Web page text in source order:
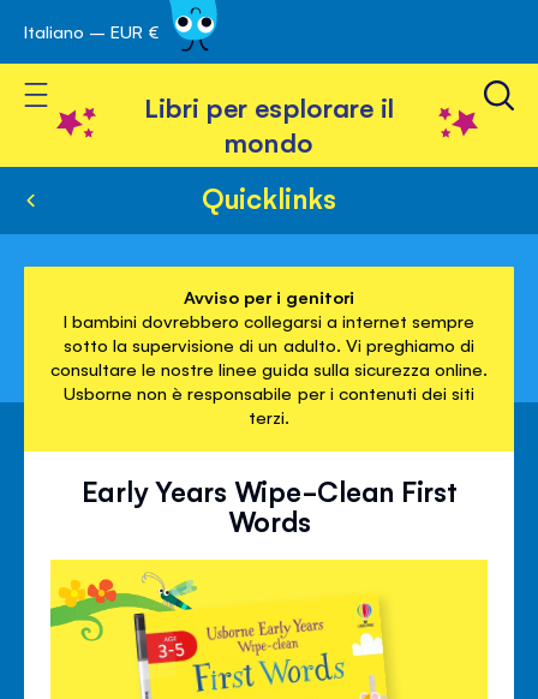
Skip
to
Content
Italiano – EUR €
Toggle Nav
Libri per esplorare il
mondo
Quicklinks
Avviso per i genitori
I bambini dovrebbero collegarsi a internet sempre
sotto la supervisione di un adulto. Vi preghiamo di
consultare le nostre linee guida sulla sicurezza online.
Usborne non è responsabile per i contenuti dei siti
terzi.
Early Years Wipe-Clean First
Words